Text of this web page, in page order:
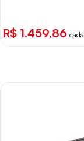
R$ 1.459,86 cada